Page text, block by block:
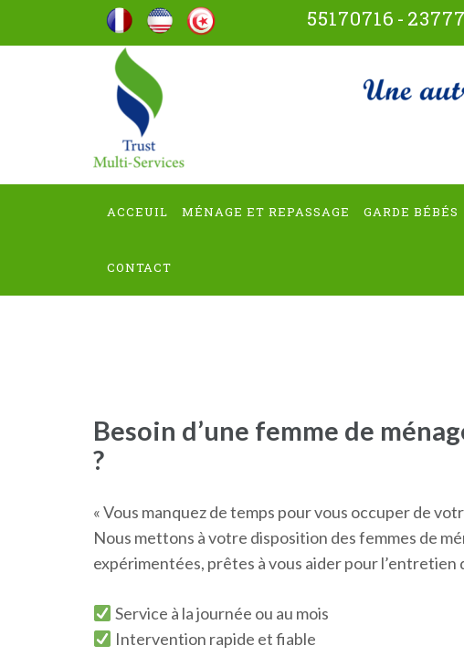
55170716 -
trust-
ACCEUIL MÉNAGE ET REPASSAGE GARDE BÉBÉS
CONTACT
Besoin d’une femme de
?
« Vous manquez de temps pour vous occuper de
Nous mettons à votre disposition des femmes de
expérimentées, prêtes à vous aider pour l’entretien
Service à la journée ou au mois
Intervention rapide et fiable